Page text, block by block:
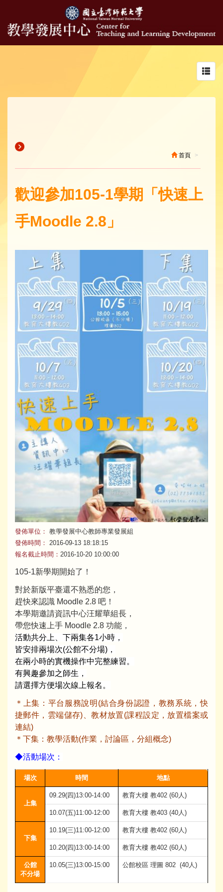
首頁
歡迎參加105-1學期「快速上
手Moodle 2.8」
發佈單位： 教學發展中心教師專業發展組
發佈時間：
2016-09-13 18:18:15
報名截止時間： 2016-10-20 10:00:00
105-1新學期開始了！
對於新版平臺還不熟悉的您，
趕快來認識 Moodle 2.8 吧！
本學期邀請資訊中心汪耀華組長，
帶您快速上手 Moodle 2.8 功能，
活動共分上、下兩集各1小時，
皆安排兩場次(公館不分場)，
在兩小時的實機操作中完整練習。
有興趣參加之師生，
請選擇方便場次線上報名。
＊上集：平台服務說明(結合身份認證，教務系統，快
捷郵件，雲端儲存)、教材放置(課程設定，放置檔案或
連結)
＊下集：教學活動(作業，討論區，分組概念)
◆活動場次：
場次 時間 地點
上集
09.29(四)13:00-14:00 教育大樓 教402 (60人)
10.07(五)11:00-12:00 教育大樓 教403 (40人)
下集
10.19(三)11:00-12:00 教育大樓 教402 (60人)
10.20(四)13:00-14:00 教育大樓 教402 (60人)
公館
不分場
10.05(三)13:00-15:00 公館校區 理圖 802 (40人)